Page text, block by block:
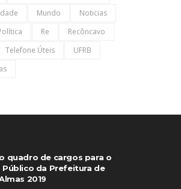
Mundo
Noticias
Re
Recôncavo
Telefone Úteis
UFRB
quadro de cargos para o
Público da Prefeitura de
2019